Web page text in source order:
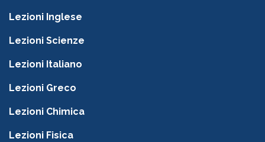
Lezioni Inglese
Lezioni Scienze
Lezioni Italiano
Lezioni Greco
Lezioni Chimica
Lezioni Fisica